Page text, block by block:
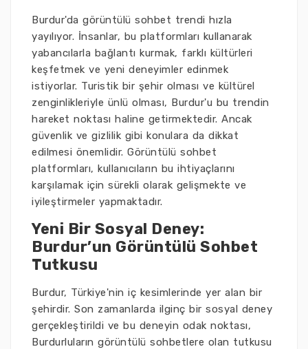
Burdur'da görüntülü sohbet trendi hızla
yayılıyor. İnsanlar, bu platformları kullanarak
yabancılarla bağlantı kurmak, farklı kültürleri
keşfetmek ve yeni deneyimler edinmek
istiyorlar. Turistik bir şehir olması ve kültürel
zenginlikleriyle ünlü olması, Burdur'u bu trendin
hareket noktası haline getirmektedir. Ancak
güvenlik ve gizlilik gibi konulara da dikkat
edilmesi önemlidir. Görüntülü sohbet
platformları, kullanıcıların bu ihtiyaçlarını
karşılamak için sürekli olarak gelişmekte ve
iyileştirmeler yapmaktadır.
Yeni Bir Sosyal Deney:
Burdur’un Görüntülü Sohbet
Tutkusu
Burdur, Türkiye'nin iç kesimlerinde yer alan bir
şehirdir. Son zamanlarda ilginç bir sosyal deney
gerçekleştirildi ve bu deneyin odak noktası,
Burdurluların görüntülü sohbetlere olan tutkusu